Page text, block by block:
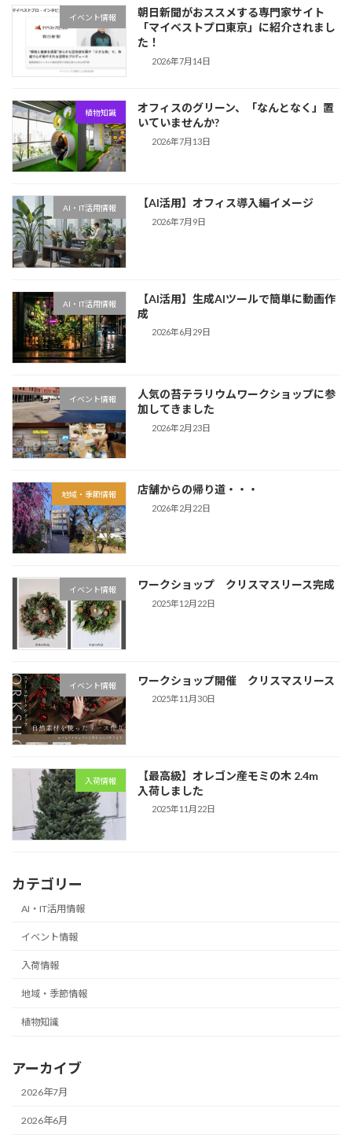
イベント情報
朝日新聞がおススメする専門家サイト
「マイベストプロ東京」に紹介されまし
た！
2026年7月14日
植物知識
オフィスのグリーン、「なんとなく」置
いていませんか?
2026年7月13日
AI・IT活用情報 【AI活用】オフィス導入編イメージ
2026年7月9日
AI・IT活用情報
【AI活用】生成AIツールで簡単に動画作
成
2026年6月29日
イベント情報
人気の苔テラリウムワークショップに参
加してきました
2026年2月23日
地域・季節情報 店舗からの帰り道・・・
2026年2月22日
イベント情報 ワークショップ クリスマスリース完成
2025年12月22日
イベント情報 ワークショップ開催 クリスマスリース
2025年11月30日
入荷情報
【最高級】オレゴン産モミの木 2.4m
入荷しました
2025年11月22日
カテゴリー
AI・IT活用情報
イベント情報
入荷情報
地域・季節情報
植物知識
アーカイブ
2026年7月
2026年6月